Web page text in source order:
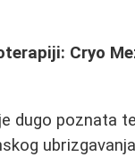
Cryo
je dugo poznata